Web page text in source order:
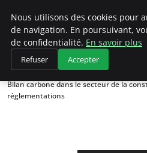
Accueil
Politiques environnementales
Bilan carbone dans le secteur de la
réglementations
Nous utilisons des cookies pour
de navigation. En poursuivant,
de confidentialité. En savoir plus
Refuser Accepter